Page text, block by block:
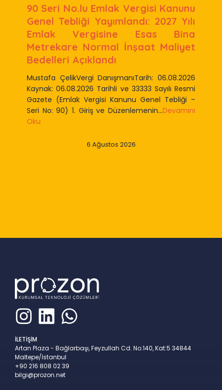
90 Seri No.lu Emlak Vergisi Kanunu
Genel Tebliği Yayımlandı: 2027 Yılı
Emlak Vergisine Esas Bina
Metrekare Normal İnşaat Maliyet
Bedelleri Açıklandı
Mustafa ÇelikVergi DanışmanıTarih: 06.08.2026
Kaynak: 06.08.2026 Tarihli ve 33333 Sayılı Resmi
Gazete (Emlak Vergisi Kanunu Genel Tebliği –
Seri No: 90) 1. Giriş ve Düzenlemenin...Devamını
Oku
6 Ağustos 2026
İLETİŞİM
Artan Plaza - Bağlarbaşı, Feyzullah Cd. No:140, Kat:5 34844
Maltepe/İstanbul
+90 216 808 02 39
bilgi@prozon.net